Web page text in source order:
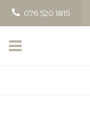
076 520 1815